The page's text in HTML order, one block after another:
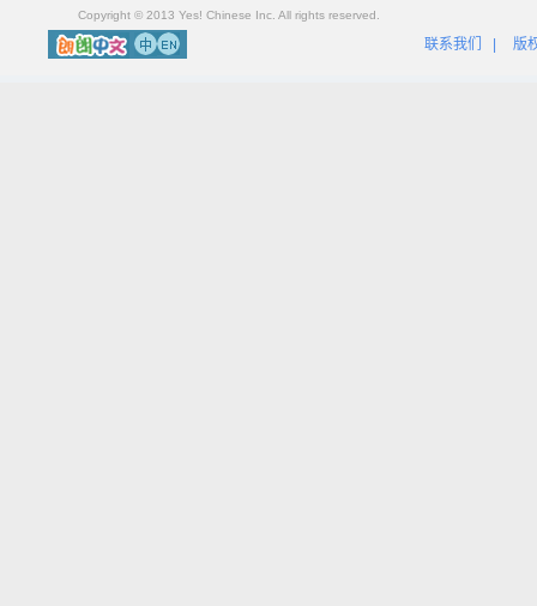
Copyright © 2013 Yes! Chinese Inc. All rights reserved.
联系我们 版